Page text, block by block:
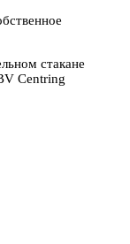
стакане
Centring